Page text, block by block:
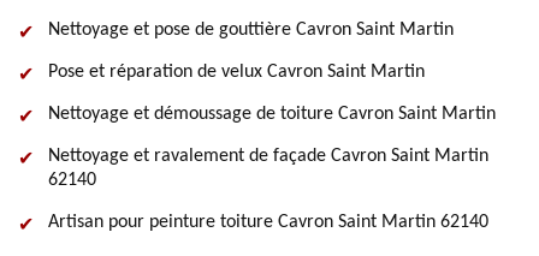
Nettoyage et pose de gouttière Cavron Saint Martin
Pose et réparation de velux Cavron Saint Martin
Nettoyage et démoussage de toiture Cavron Saint Martin
Nettoyage et ravalement de façade Cavron Saint Martin
62140
Artisan pour peinture toiture Cavron Saint Martin 62140